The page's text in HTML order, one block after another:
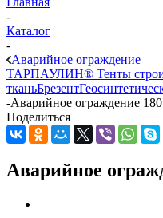
-
Каталог
-
Аварийное ограждение
ТАРПАУЛИН® Тенты
тканьБрезент
-Аварийное ограждение
Поделиться
Аварийное